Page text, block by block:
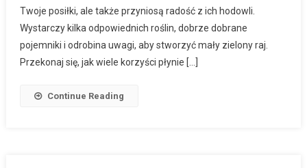
Twoje posiłki, ale także przyniosą radość z ich hodowli.
Wystarczy kilka odpowiednich roślin, dobrze dobrane
pojemniki i odrobina uwagi, aby stworzyć mały zielony raj.
Przekonaj się, jak wiele korzyści płynie […]
Continue Reading